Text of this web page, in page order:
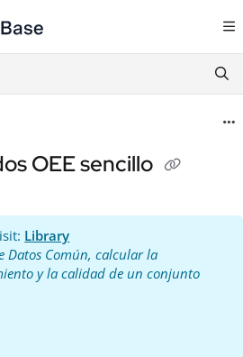
index at:
pages before exploring further.
OEE sencillo
Library
Datos Común, calcular la
y la calidad de un conjunto